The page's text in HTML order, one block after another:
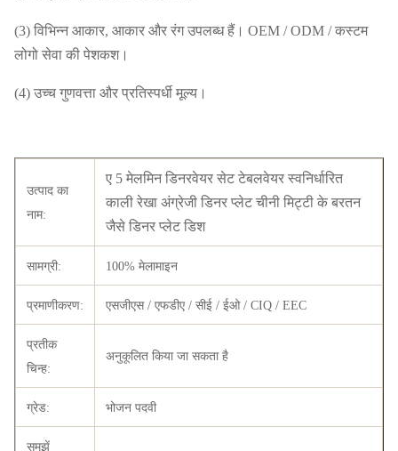
(3) विभिन्न आकार, आकार और रंग उपलब्ध हैं। OEM / ODM / कस्टम
लोगो सेवा की पेशकश।
(4) उच्च गुणवत्ता और प्रतिस्पर्धी मूल्य।
उत्पाद का
नाम:
ए 5 मेलमिन डिनरवेयर सेट टेबलवेयर स्वनिर्धारित
काली रेखा अंग्रेजी डिनर प्लेट चीनी मिट्टी के बरतन
जैसे डिनर प्लेट डिश
सामग्री: 100% मेलामाइन
प्रमाणीकरण: एसजीएस / एफडीए / सीई / ईओ / CIQ / EEC
प्रतीक
चिन्ह:
अनुकूलित किया जा सकता है
ग्रेड: भोजन पदवी
समझें